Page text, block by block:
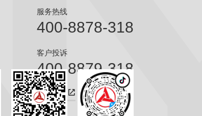
服务热线
400-8878-318
客户投诉
400-8879-318
咨询热线